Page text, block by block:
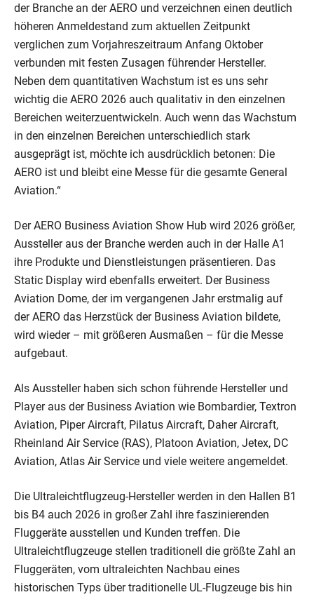
der Branche an der AERO und verzeichnen einen deutlich
höheren Anmeldestand zum aktuellen Zeitpunkt
verglichen zum Vorjahreszeitraum Anfang Oktober
verbunden mit festen Zusagen führender Hersteller.
Neben dem quantitativen Wachstum ist es uns sehr
wichtig die AERO 2026 auch qualitativ in den einzelnen
Bereichen weiterzuentwickeln. Auch wenn das Wachstum
in den einzelnen Bereichen unterschiedlich stark
ausgeprägt ist, möchte ich ausdrücklich betonen: Die
AERO ist und bleibt eine Messe für die gesamte General
Aviation.“
Der AERO Business Aviation Show Hub wird 2026 größer,
Aussteller aus der Branche werden auch in der Halle A1
ihre Produkte und Dienstleistungen präsentieren. Das
Static Display wird ebenfalls erweitert. Der Business
Aviation Dome, der im vergangenen Jahr erstmalig auf
der AERO das Herzstück der Business Aviation bildete,
wird wieder – mit größeren Ausmaßen – für die Messe
aufgebaut.
Als Aussteller haben sich schon führende Hersteller und
Player aus der Business Aviation wie Bombardier, Textron
Aviation, Piper Aircraft, Pilatus Aircraft, Daher Aircraft,
Rheinland Air Service (RAS), Platoon Aviation, Jetex, DC
Aviation, Atlas Air Service und viele weitere angemeldet.
Die Ultraleichtflugzeug-Hersteller werden in den Hallen B1
bis B4 auch 2026 in großer Zahl ihre faszinierenden
Fluggeräte ausstellen und Kunden treffen. Die
Ultraleichtflugzeuge stellen traditionell die größte Zahl an
Fluggeräten, vom ultraleichten Nachbau eines
historischen Typs über traditionelle UL-Flugzeuge bis hin